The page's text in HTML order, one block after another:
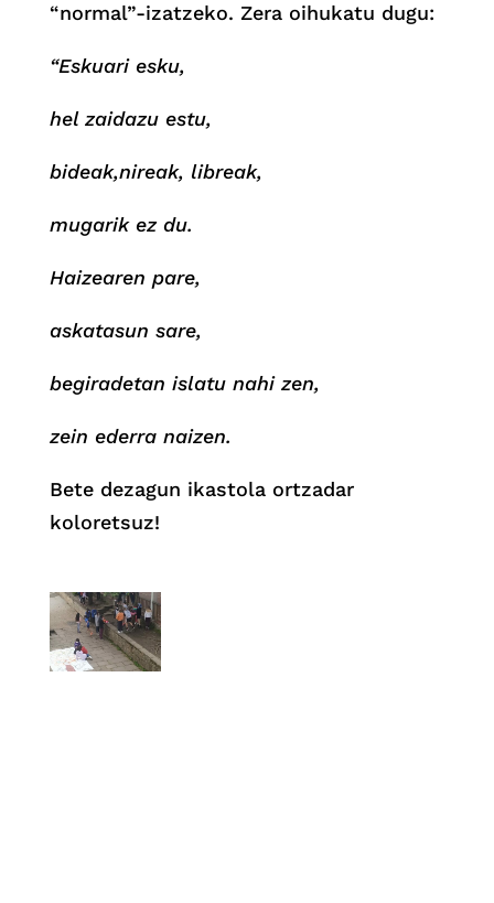
“normal”-izatzeko. Zera oihukatu dugu:
“Eskuari esku,
hel zaidazu estu,
bideak,nireak, libreak,
mugarik ez du.
Haizearen pare,
askatasun sare,
begiradetan islatu nahi zen,
zein ederra naizen.
Bete dezagun ikastola ortzadar
koloretsuz!